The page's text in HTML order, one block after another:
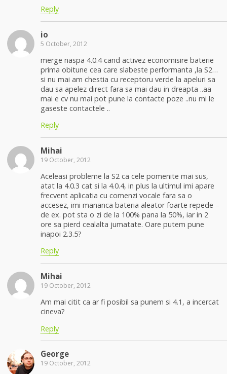
Reply
io
5 October, 2012
merge naspa 4.0.4 cand activez economisire baterie
prima obitune cea care slabeste performanta ,la S2…
si nu mai am chestia cu receptoru verde la apeluri sa
dau sa apelez direct fara sa mai dau in dreapta ..aa
mai e cv nu mai pot pune la contacte poze ..nu mi le
gaseste contactele ..
Reply
Mihai
19 October, 2012
Aceleasi probleme la S2 ca cele pomenite mai sus,
atat la 4.0.3 cat si la 4.0.4, in plus la ultimul imi apare
frecvent aplicatia cu comenzi vocale fara sa o
accesez, imi mananca bateria aleator foarte repede –
de ex. pot sta o zi de la 100% pana la 50%, iar in 2
ore sa pierd cealalta jumatate. Oare putem pune
inapoi 2.3.5?
Reply
Mihai
19 October, 2012
Am mai citit ca ar fi posibil sa punem si 4.1, a incercat
cineva?
Reply
George
19 October, 2012